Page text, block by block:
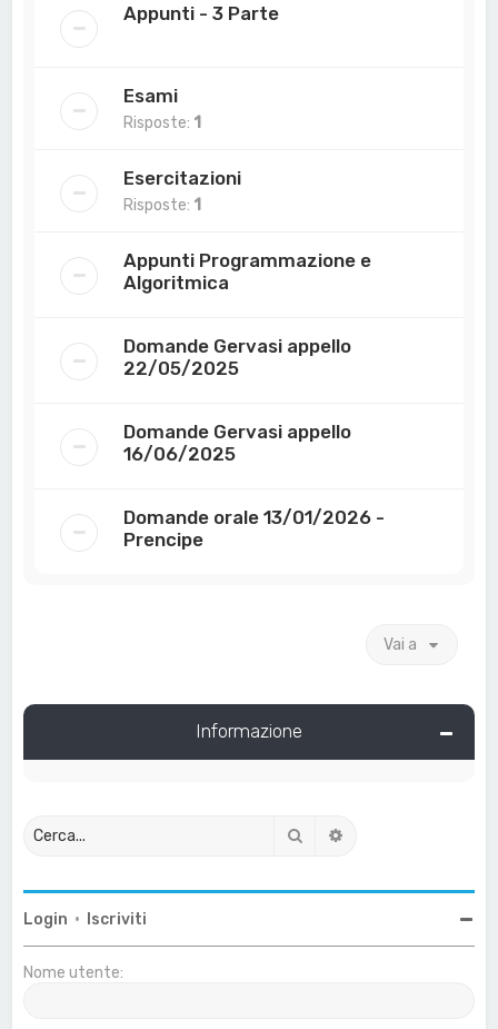
Appunti - 3 Parte
Esami
Risposte: 1
Esercitazioni
Risposte: 1
Appunti Programmazione e
Algoritmica
Domande Gervasi appello
22/05/2025
Domande Gervasi appello
16/06/2025
Domande orale 13/01/2026 -
Prencipe
Vai a
Informazione
Cerca
Login • Iscriviti
Nome utente: